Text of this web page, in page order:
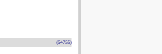
(54755)